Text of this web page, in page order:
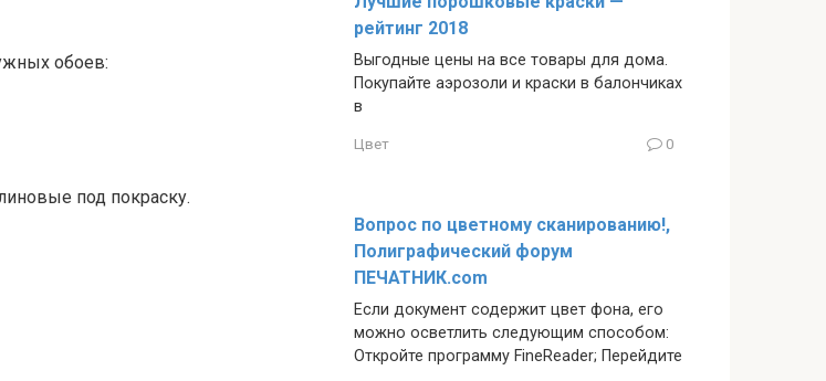
обоев:
под покраску.
рейтинг 2018
Выгодные цены на все товары для дома.
Покупайте аэрозоли и краски в балончиках
в
Цвет 0
Вопрос по цветному сканированию!,
Полиграфический форум
ПЕЧАТНИК.com
Если документ содержит цвет фона, его
можно осветлить следующим способом:
Откройте программу FineReader; Перейдите